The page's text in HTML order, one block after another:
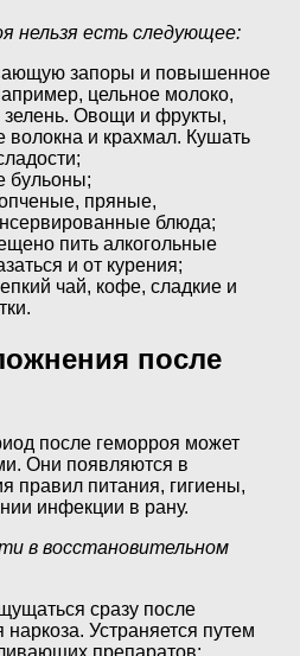
нельзя есть следующее:
запоры и повышенное
цельное молоко,
зелень. Овощи и фрукты,
и крахмал. Кушать
бульоны;
пряные,
блюда;
пить алкогольные
и от курения;
чай, кофе, сладкие и
после
после геморроя может
Они появляются в
правил питания, гигиены,
инфекции в рану.
в восстановительном
сразу после
Устраняется путем